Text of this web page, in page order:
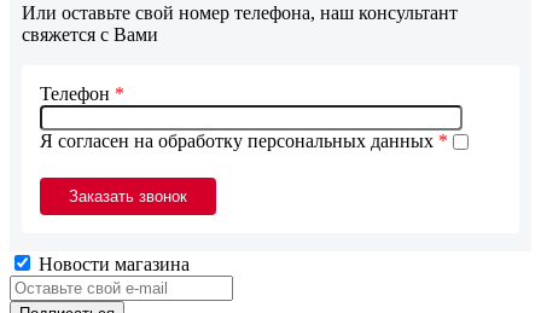
Или оставьте свой номер телефона, наш консультант
свяжется с Вами
Я согласен на обработку персональных данных *
Телефон *
Новости магазина